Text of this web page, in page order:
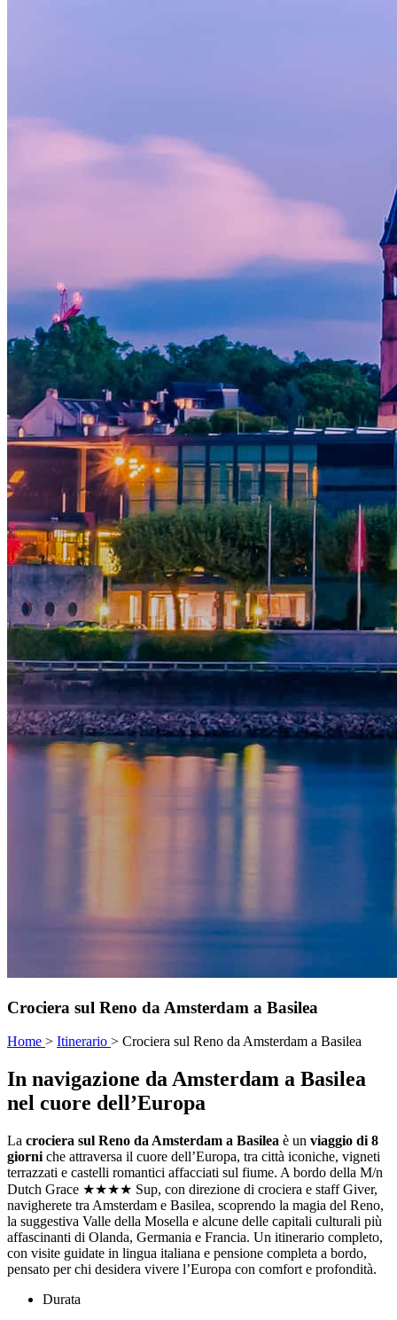
Crociera sul Reno da Amsterdam a Basilea
Home > Itinerario > Crociera sul Reno da Amsterdam a Basilea
In navigazione da Amsterdam a Basilea
nel cuore dell’Europa
La crociera sul Reno da Amsterdam a Basilea è un viaggio di 8
giorni che attraversa il cuore dell’Europa, tra città iconiche, vigneti
terrazzati e castelli romantici affacciati sul fiume. A bordo della M/n
Dutch Grace ★★★★ Sup, con direzione di crociera e staff Giver,
navigherete tra Amsterdam e Basilea, scoprendo la magia del Reno,
la suggestiva Valle della Mosella e alcune delle capitali culturali più
affascinanti di Olanda, Germania e Francia. Un itinerario completo,
con visite guidate in lingua italiana e pensione completa a bordo,
pensato per chi desidera vivere l’Europa con comfort e profondità.
Durata